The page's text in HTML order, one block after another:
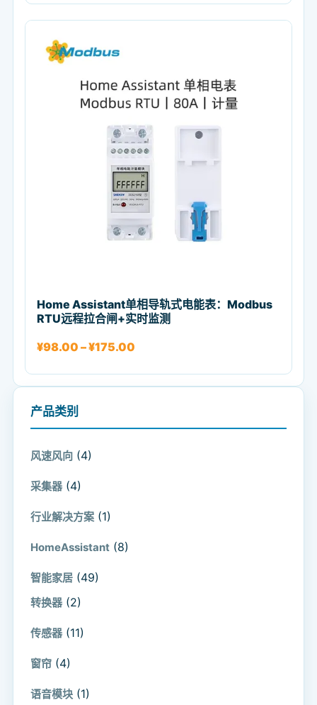
Home Assistant单相导轨式电能表：Modbus
RTU远程拉合闸+实时监测
¥98.00 –¥175.00
产品类别
风速风向 (4)
采集器 (4)
行业解决方案 (1)
HomeAssistant (8)
智能家居 (49)
转换器 (2)
传感器 (11)
窗帘 (4)
语音模块 (1)